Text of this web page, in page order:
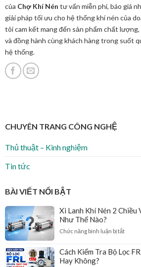
của Chợ Khí Nén tư vấn miễn phí, báo giá
giải pháp tối ưu cho hệ thống khí nén của
tôi cam kết mang đến sản phẩm chất
và đồng hành cùng khách hàng trong suốt
hệ thống.
CHUYÊN TRANG CÔNG NGHỆ
Thủ thuật – Kinh nghiệm
Tin tức
BÀI VIẾT NỔI BẬT
Xi Lanh Khí Nén 2 Chiều
Như Thế Nào?
Chức năng bình luận bị tắtở
Khí
Cách Kiểm Tra Bộ Lọc
Hay Không?